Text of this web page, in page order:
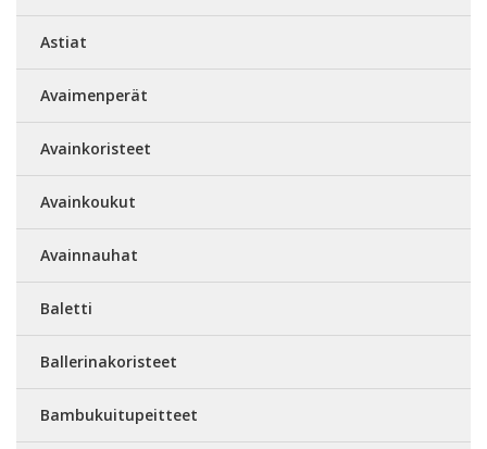
Astiat
Avaimenperät
Avainkoristeet
Avainkoukut
Avainnauhat
Baletti
Ballerinakoristeet
Bambukuitupeitteet